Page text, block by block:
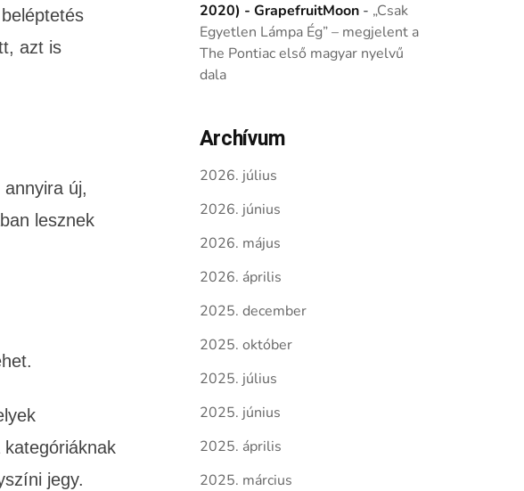
azt is
új,
lesznek
jegy.
2020) - GrapefruitMoon- „Csak
Egyetlen Lámpa Ég” – megjelent a
The Pontiac első magyar nyelvű
dala
Archívum
2026. július
2026. június
2026. május
2026. április
2025. december
2025. október
2025. július
2025. június
2025. április
2025. március